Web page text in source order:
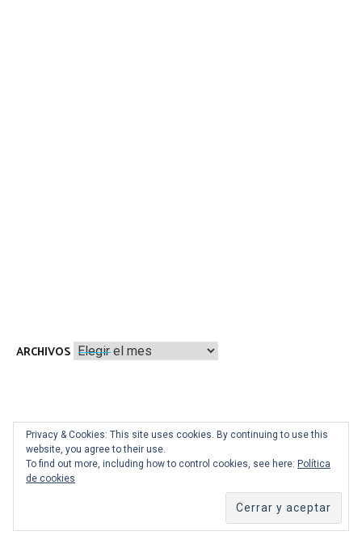
ARCHIVOS Archivos
CATEGORÍAS
Categorías
Privacy & Cookies: This site uses cookies. By continuing to use this
website, you agree to their use.
To find out more, including how to control cookies, see here: Política
de cookies